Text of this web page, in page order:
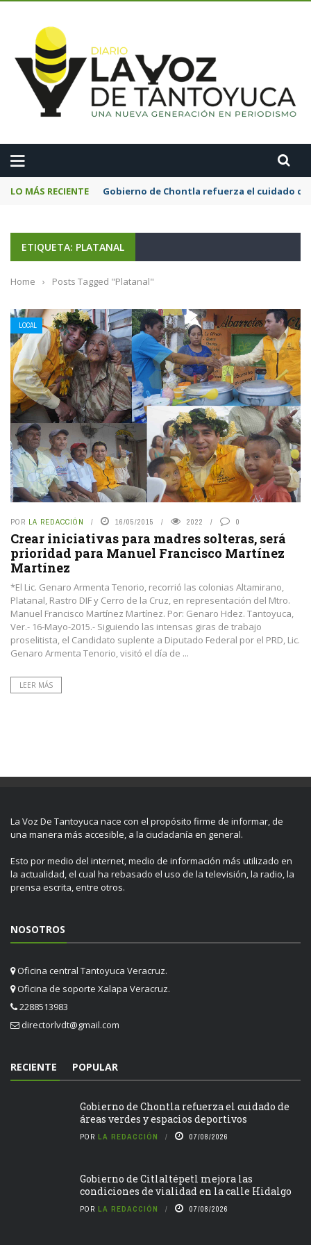
LO MÁS RECIENTE Gobierno de Chontla refuerza el cuidado
ETIQUETA: PLATANAL
Home › Posts Tagged "Platanal"
LOCAL
POR LA REDACCIÓN 16/05/2015 2022 0
Crear iniciativas para madres solteras, será
prioridad para Manuel Francisco Martínez
Martínez
*El Lic. Genaro Armenta Tenorio, recorrió las colonias Altamirano,
Platanal, Rastro DIF y Cerro de la Cruz, en representación del Mtro.
Manuel Francisco Martínez Martínez. Por: Genaro Hdez. Tantoyuca,
Ver.- 16-Mayo-2015.- Siguiendo las intensas giras de trabajo
proselitista, el Candidato suplente a Diputado Federal por el PRD, Lic.
Genaro Armenta Tenorio, visitó el día de ...
LEER MÁS
La Voz De Tantoyuca nace con el propósito firme de informar, de
una manera más accesible, a la ciudadanía en general.
Esto por medio del internet, medio de información más utilizado en
la actualidad, el cual ha rebasado el uso de la televisión, la radio, la
prensa escrita, entre otros.
NOSOTROS
Oficina central Tantoyuca Veracruz.
Oficina de soporte Xalapa Veracruz.
2288513983
directorlvdt@gmail.com
RECIENTE POPULAR
Gobierno de Chontla refuerza el cuidado de
áreas verdes y espacios deportivos
POR LA REDACCIÓN 07/08/2026
Gobierno de Citlaltépetl mejora las
condiciones de vialidad en la calle Hidalgo
POR LA REDACCIÓN 07/08/2026